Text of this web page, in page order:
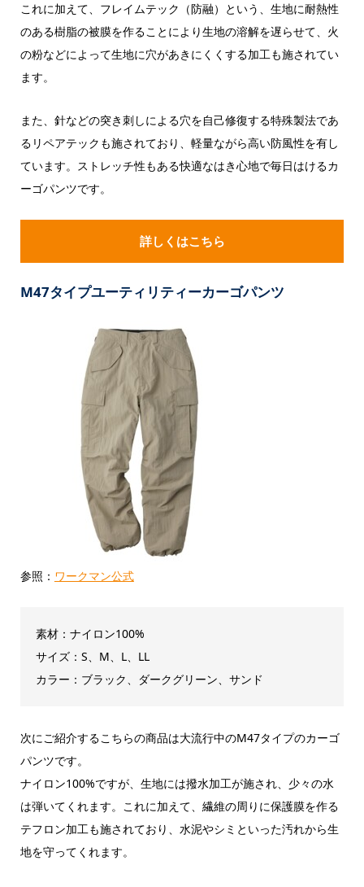
これに加えて、フレイムテック（防融）という、生地に耐熱性
のある樹脂の被膜を作ることにより生地の溶解を遅らせて、火
の粉などによって生地に穴があきにくくする加工も施されてい
ます。
また、針などの突き刺しによる穴を自己修復する特殊製法であ
るリペアテックも施されており、軽量ながら高い防風性を有し
ています。ストレッチ性もある快適なはき心地で毎日はけるカ
ーゴパンツです。
詳しくはこちら
M47タイプユーティリティーカーゴパンツ
参照： ワークマン公式
素材：ナイロン100%
サイズ：S、M、L、LL
カラー：ブラック、ダークグリーン、サンド
次にご紹介するこちらの商品は大流行中のM47タイプのカーゴ
パンツです。
ナイロン100%ですが、生地には撥水加工が施され、少々の水
は弾いてくれます。これに加えて、繊維の周りに保護膜を作る
テフロン加工も施されており、水泥やシミといった汚れから生
地を守ってくれます。